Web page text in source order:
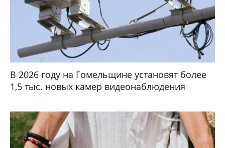
В 2026 году на Гомельщине установят более
1,5 тыс. новых камер видеонаблюдения